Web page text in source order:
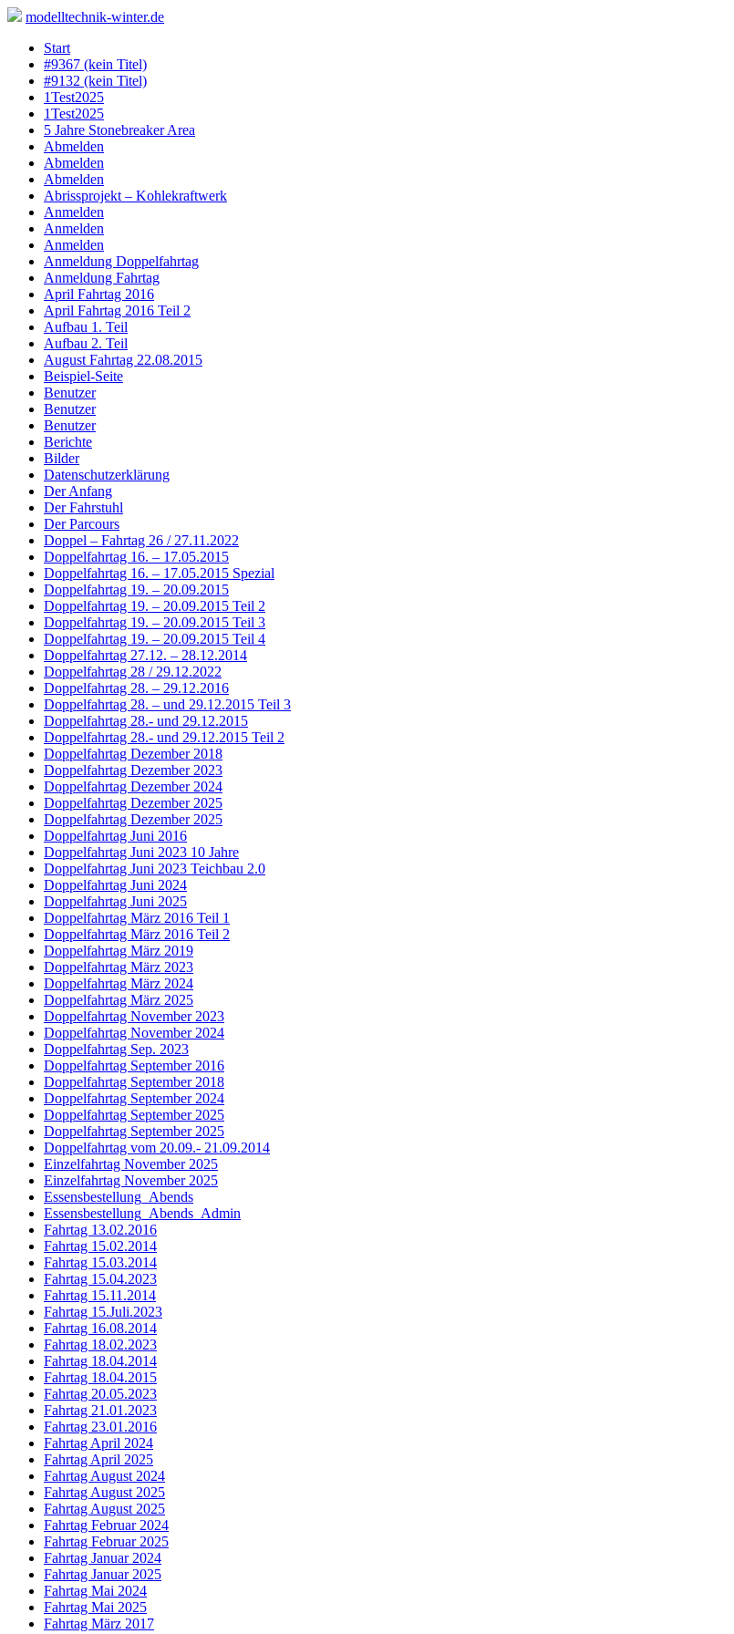
modelltechnik-winter.de
Skip
content
Start
#9367 (kein Titel)
#9132 (kein Titel)
1Test2025
1Test2025
5 Jahre Stonebreaker Area
Abmelden
Abmelden
Abmelden
Abrissprojekt – Kohlekraftwerk
Anmelden
Anmelden
Anmelden
Anmeldung Doppelfahrtag
Anmeldung Fahrtag
April Fahrtag 2016
April Fahrtag 2016 Teil 2
Aufbau 1. Teil
Aufbau 2. Teil
August Fahrtag 22.08.2015
Beispiel-Seite
Benutzer
Benutzer
Benutzer
Berichte
Bilder
Datenschutzerklärung
Der Anfang
Der Fahrstuhl
Der Parcours
Doppel – Fahrtag 26 / 27.11.2022
Doppelfahrtag 16. – 17.05.2015
Doppelfahrtag 16. – 17.05.2015 Spezial
Doppelfahrtag 19. – 20.09.2015
Doppelfahrtag 19. – 20.09.2015 Teil 2
Doppelfahrtag 19. – 20.09.2015 Teil 3
Doppelfahrtag 19. – 20.09.2015 Teil 4
Doppelfahrtag 27.12. – 28.12.2014
Doppelfahrtag 28 / 29.12.2022
Doppelfahrtag 28. – 29.12.2016
Doppelfahrtag 28. – und 29.12.2015 Teil 3
Doppelfahrtag 28.- und 29.12.2015
Doppelfahrtag 28.- und 29.12.2015 Teil 2
Doppelfahrtag Dezember 2018
Doppelfahrtag Dezember 2023
Doppelfahrtag Dezember 2024
Doppelfahrtag Dezember 2025
Doppelfahrtag Dezember 2025
Doppelfahrtag Juni 2016
Doppelfahrtag Juni 2023 10 Jahre
Doppelfahrtag Juni 2023 Teichbau 2.0
Doppelfahrtag Juni 2024
Doppelfahrtag Juni 2025
Doppelfahrtag März 2016 Teil 1
Doppelfahrtag März 2016 Teil 2
Doppelfahrtag März 2019
Doppelfahrtag März 2023
Doppelfahrtag März 2024
Doppelfahrtag März 2025
Doppelfahrtag November 2023
Doppelfahrtag November 2024
Doppelfahrtag Sep. 2023
Doppelfahrtag September 2016
Doppelfahrtag September 2018
Doppelfahrtag September 2024
Doppelfahrtag September 2025
Doppelfahrtag September 2025
Doppelfahrtag vom 20.09.- 21.09.2014
Einzelfahrtag November 2025
Einzelfahrtag November 2025
Essensbestellung_Abends
Essensbestellung_Abends_Admin
Fahrtag 13.02.2016
Fahrtag 15.02.2014
Fahrtag 15.03.2014
Fahrtag 15.04.2023
Fahrtag 15.11.2014
Fahrtag 15.Juli.2023
Fahrtag 16.08.2014
Fahrtag 18.02.2023
Fahrtag 18.04.2014
Fahrtag 18.04.2015
Fahrtag 20.05.2023
Fahrtag 21.01.2023
Fahrtag 23.01.2016
Fahrtag April 2024
Fahrtag April 2025
Fahrtag August 2024
Fahrtag August 2025
Fahrtag August 2025
Fahrtag Februar 2024
Fahrtag Februar 2025
Fahrtag Januar 2024
Fahrtag Januar 2025
Fahrtag Mai 2024
Fahrtag Mai 2025
Fahrtag März 2017